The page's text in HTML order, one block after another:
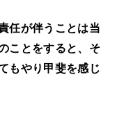
任が伴うことは当
ことをすると、そ
もやり甲斐を感じ